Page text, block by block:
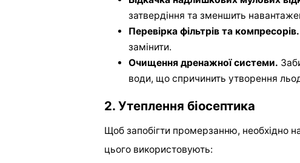
затвердіння та зменшить
Перевірка фільтрів та компресорів.
замінити.
Очищення дренажної системи.
води, що спричинить утворення
2. Утеплення біосептика
Щоб запобігти промерзанню, необхідно
цього використовують: